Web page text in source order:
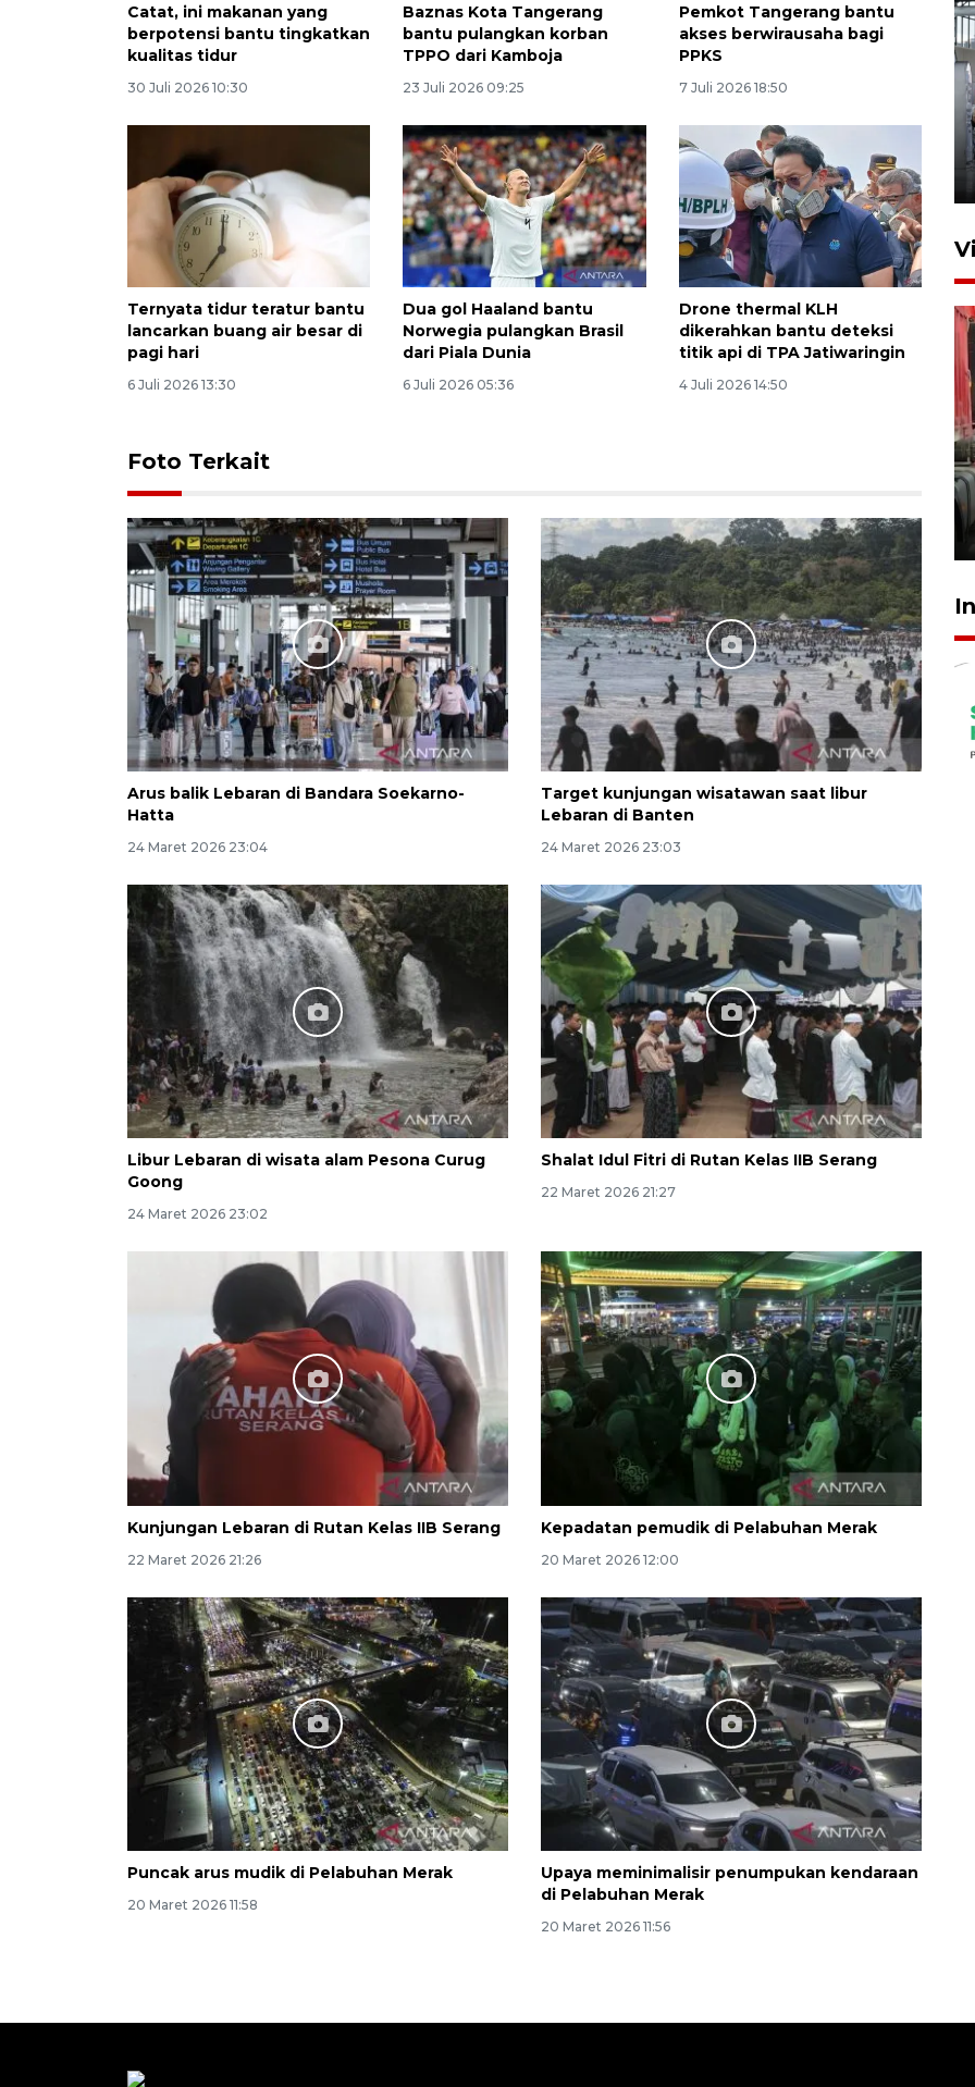
Catat, ini makanan yang
berpotensi bantu tingkatkan
kualitas tidur
30 Juli 2026 10:30
Baznas Kota Tangerang
bantu pulangkan korban
TPPO dari Kamboja
23 Juli 2026 09:25
Pemkot Tangerang bantu
akses berwirausaha bagi
PPKS
7 Juli 2026 18:50
Ternyata tidur teratur bantu
lancarkan buang air besar di
pagi hari
6 Juli 2026 13:30
Dua gol Haaland bantu
Norwegia pulangkan Brasil
dari Piala Dunia
6 Juli 2026 05:36
Drone thermal KLH
dikerahkan bantu deteksi
titik api di TPA Jatiwaringin
4 Juli 2026 14:50
Foto Terkait
Arus balik Lebaran di Bandara Soekarno-
Hatta
24 Maret 2026 23:04
Target kunjungan wisatawan saat libur
Lebaran di Banten
24 Maret 2026 23:03
Libur Lebaran di wisata alam Pesona Curug
Goong
24 Maret 2026 23:02
Shalat Idul Fitri di Rutan Kelas IIB Serang
22 Maret 2026 21:27
Kunjungan Lebaran di Rutan Kelas IIB Serang
22 Maret 2026 21:26
Kepadatan pemudik di Pelabuhan Merak
20 Maret 2026 12:00
Puncak arus mudik di Pelabuhan Merak
20 Maret 2026 11:58
Upaya meminimalisir penumpukan kendaraan
di Pelabuhan Merak
20 Maret 2026 11:56
Kunjungan Lebaran di Rutan
Kelas IIB Serang
22 Maret 2026 21:26
31 Juli 2026 17:40
Awas penipuan berbasis AI
2026-08-07 13:45:00